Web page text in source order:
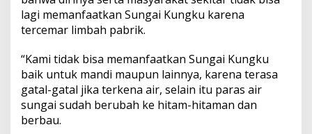
m
a
r
S
u
n
g
a
lagi memanfaatkan Sungai Kungku karena
tercemar limbah pabrik.
“Kami tidak bisa memanfaatkan Sungai Kungku
baik untuk mandi maupun lainnya, karena terasa
gatal-gatal jika terkena air, selain itu paras air
sungai sudah berubah ke hitam-hitaman dan
berbau.